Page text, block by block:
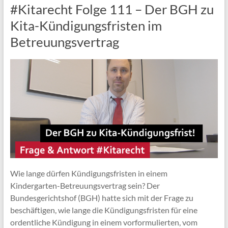
#Kitarecht Folge 111 – Der BGH zu
Kita-Kündigungsfristen im
Betreuungsvertrag
Wie lange dürfen Kündigungsfristen in einem
Kindergarten-Betreuungsvertrag sein? Der
Bundesgerichtshof (BGH) hatte sich mit der Frage zu
beschäftigen, wie lange die Kündigungsfristen für eine
ordentliche Kündigung in einem vorformulierten, vom